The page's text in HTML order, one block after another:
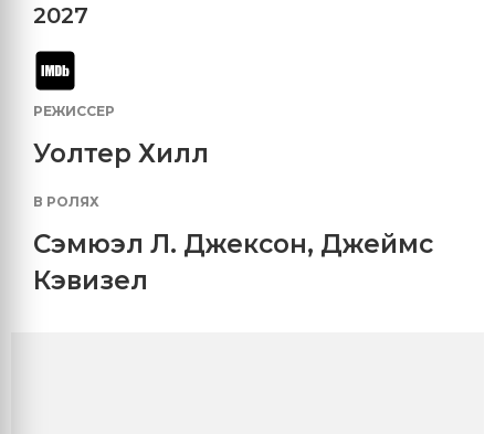
2027
РЕЖИССЕР
Уолтер Хилл
В РОЛЯХ
Сэмюэл Л. Джексон, Джеймс
Кэвизел